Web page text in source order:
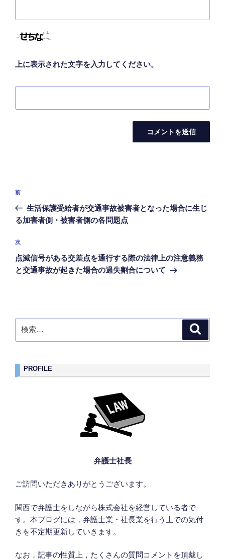
上に表示された文字を入力してください。
投
ナ
ゲ
ー
シ
前
の
投
前
生活保護受給者が交通事故被害者となった場合に生じ
る加害者側・被害者側の各問題点
次
の
投
次
点滅信号がある交差点を通行する際の法律上の注意義務
と交通事故が起きた場合の過失割合について
索:
PROFILE
弁護士社長
ご訪問いただきありがとうございます。
関西で弁護士をしながら株式会社を経営している者で
す。本ブログには，弁護士業・社長業を行う上での気付
きを不定期更新していきます。
なお，記事の性質上，たくさんの質問コメントを頂戴し